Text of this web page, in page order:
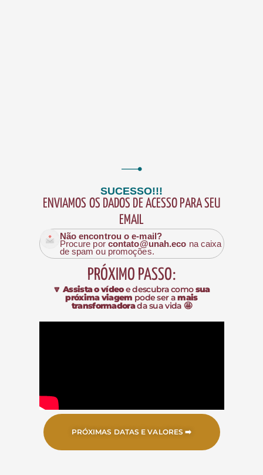
SUCESSO!!!
ENVIAMOS OS DADOS DE ACESSO PARA SEU
EMAIL
Não encontrou o e-mail?
Procure por contato@unah.eco na caixa
de spam ou promoções.
PRÓXIMO PASSO:
🔽Assista o vídeoe descubra comosua
próxima viagem pode ser amais
transformadorada sua vida 🤩
PRÓXIMAS DATAS E VALORES ➡️